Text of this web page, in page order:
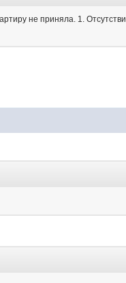
не приняла. 1.